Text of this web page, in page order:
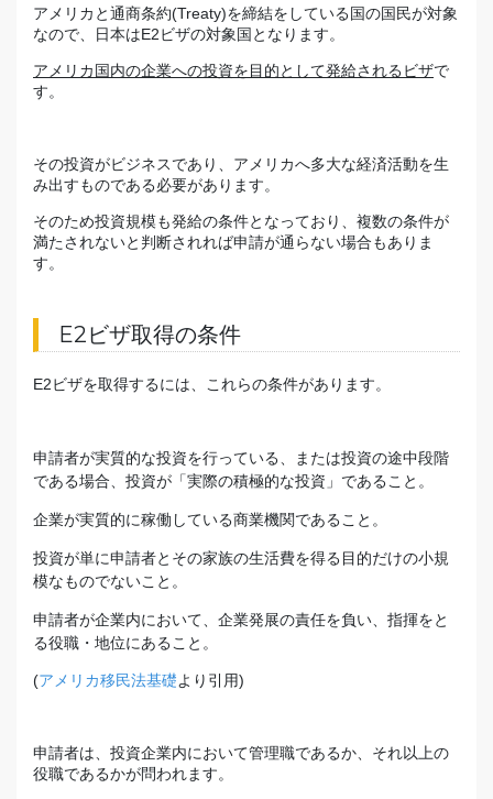
アメリカと通商条約(Treaty)を締結をしている国の国民が対象
なので、日本はE2ビザの対象国となります。
アメリカ国内の企業への投資を目的として発給されるビザで
す。
その投資がビジネスであり、アメリカへ多大な経済活動を生
み出すものである必要があります。
そのため投資規模も発給の条件となっており、複数の条件が
満たされないと判断されれば申請が通らない場合もありま
す。
E2ビザ取得の条件
E2ビザを取得するには、これらの条件があります。
申請者が実質的な投資を行っている、または投資の途中段階
である場合、投資が「実際の積極的な投資」であること。
企業が実質的に稼働している商業機関であること。
投資が単に申請者とその家族の生活費を得る目的だけの小規
模なものでないこと。
申請者が企業内において、企業発展の責任を負い、指揮をと
る役職・地位にあること。
(アメリカ移民法基礎より引用)
申請者は、投資企業内において管理職であるか、それ以上の
役職であるかが問われます。